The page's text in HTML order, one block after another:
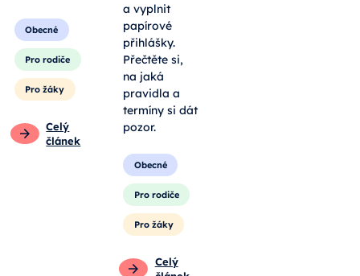
Obecné
Pro rodiče
Pro žáky
Celý
článek
a vyplnit
papírové
přihlášky.
Přečtěte si,
na jaká
pravidla a
termíny si dát
pozor.
Obecné
Pro rodiče
Pro žáky
Celý